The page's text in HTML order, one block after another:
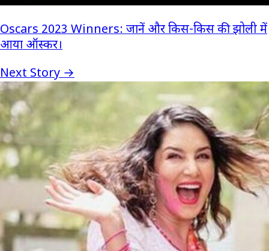
Oscars 2023 Winners: जानें और किस-किस की झोली में
आया ऑस्कर।
Next Story →